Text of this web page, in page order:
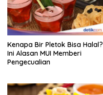
Kenapa Bir Pletok Bisa Halal?
Ini Alasan MUI Memberi
Pengecualian